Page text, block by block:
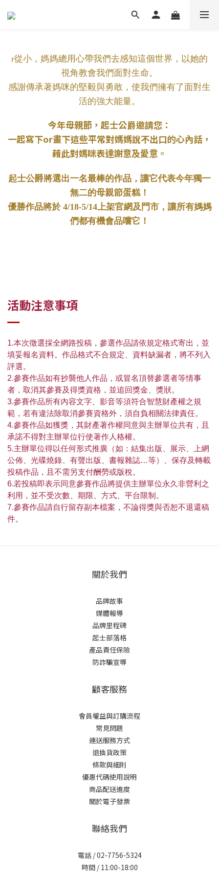
r從小，媽媽總用心帶我們去感知這個世界，以她的
視角教會我們面對生命。
感謝傳承著媽咪的堅毅與勇敢，使我們擁有了面對生
活的強大能量。
今年母親節，起士公爵邀請您：
一起寫下or畫下這些平常對媽媽說不出口的心內話，
藉此對媽咪表達謝意及愛意。
起士公爵將選出一名最棒的作品，讓它代表今年獨一
無二的母親節蛋糕！
優勝作品將於 4/18-5/14上架官網及門市，讓所有媽媽
們都有機會品嚐它！
活動注意事項
1.本次徵選採全網路投稿，參選作品請依規定格式寄出，並
填妥報名資料。作品格式不合規定、資料缺漏者，將不列入
評選。
2.參賽作品如有抄襲他人作品，或冒名頂替參選者等情事
者，取消其參賽及得獎資格，並追回獎金、獎狀。
3.參賽作品所有內容文字、影音等須符合智慧財產權之規
範，若有違法除取消參賽資格外，須自負相關法律責任。
4.參賽作品如獲獎，其財產著作權同意與主辦單位共有，且
承諾不得對主辦單位行使著作人格權。
5.主辦單位得以任何形式推廣（如：結集出版、展示、上網
公佈、光碟燒錄、有聲出版、書報雜誌…等）、保存及轉載
投稿作品，且不需另支付酬勞或版稅。
6.若投稿即表示同意參賽作品將提供主辦單位永久非營利之
利用，並不受次數、期限、方式、平台限制。
7.參賽作品請自行留存副本檔案，不論得獎與否恕不退還稿
件。
關於我們
品牌故事
媒體報導
品牌里程碑
起士部落格
產品責任保險
防詐騙宣導
顧客服務
會員權益與訂購流程
常見問題
運送服務方式
退換貨政策
條款與細則
優惠代碼使用說明
商品配送進度
關於電子發票
聯絡我們
電話 / 02-7756-5324
時間 / 11:00-18:00